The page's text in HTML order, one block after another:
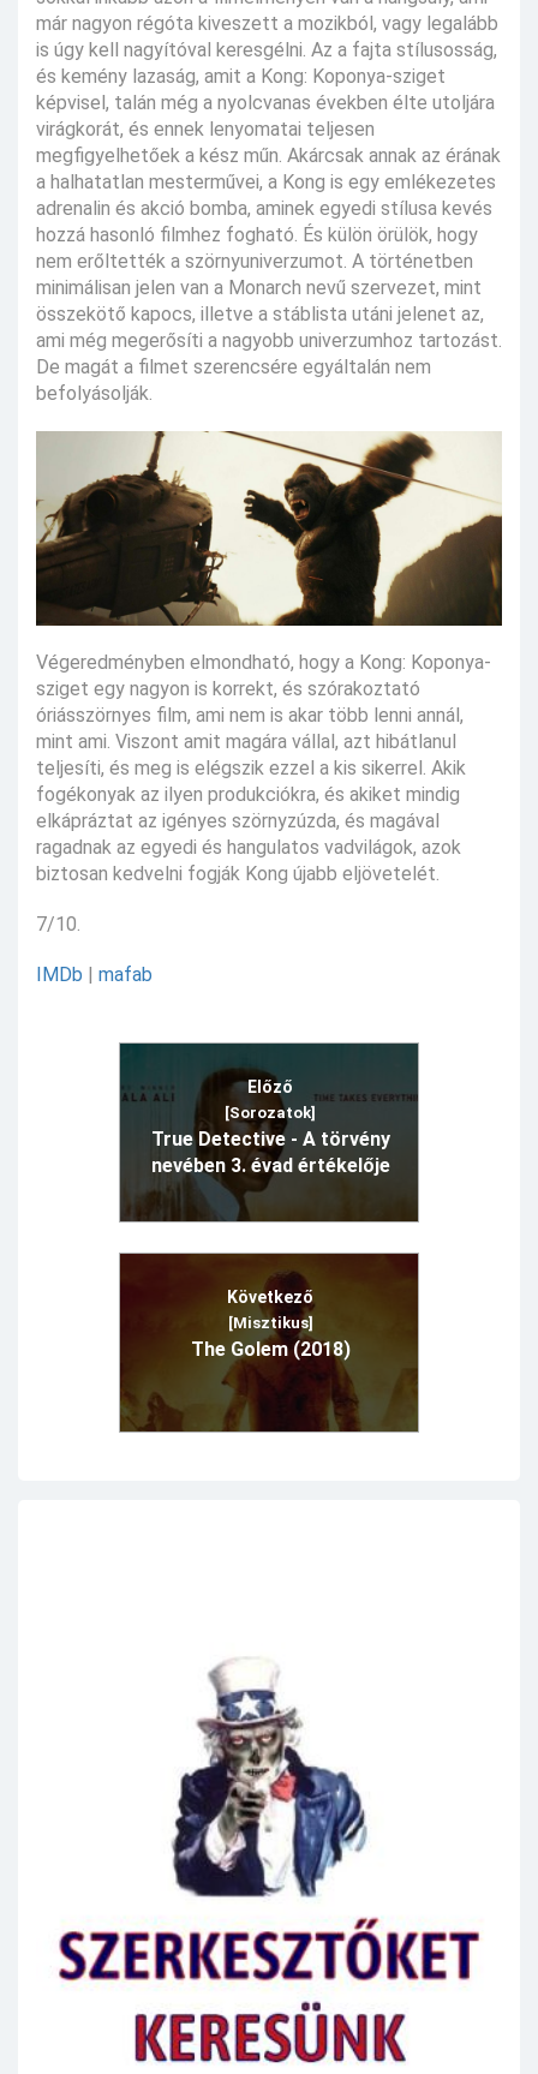
már nagyon régóta kiveszett a mozikból, vagy legalább
is úgy kell nagyítóval keresgélni. Az a fajta stílusosság,
és kemény lazaság, amit a Kong: Koponya-sziget
képvisel, talán még a nyolcvanas években élte utoljára
virágkorát, és ennek lenyomatai teljesen
megfigyelhetőek a kész műn. Akárcsak annak az érának
a halhatatlan mesterművei, a Kong is egy emlékezetes
adrenalin és akció bomba, aminek egyedi stílusa kevés
hozzá hasonló filmhez fogható. És külön örülök, hogy
nem erőltették a szörnyuniverzumot. A történetben
minimálisan jelen van a Monarch nevű szervezet, mint
összekötő kapocs, illetve a stáblista utáni jelenet az,
ami még megerősíti a nagyobb univerzumhoz tartozást.
De magát a filmet szerencsére egyáltalán nem
befolyásolják.
Végeredményben elmondható, hogy a Kong: Koponya-
sziget egy nagyon is korrekt, és szórakoztató
óriásszörnyes film, ami nem is akar több lenni annál,
mint ami. Viszont amit magára vállal, azt hibátlanul
teljesíti, és meg is elégszik ezzel a kis sikerrel. Akik
fogékonyak az ilyen produkciókra, és akiket mindig
elkápráztat az igényes szörnyzúzda, és magával
ragadnak az egyedi és hangulatos vadvilágok, azok
biztosan kedvelni fogják Kong újabb eljövetelét.
7/10.
IMDb mafab
Előző
[Sorozatok]
True Detective - A törvény
nevében 3. évad értékelője
Következő
[Misztikus]
The Golem (2018)